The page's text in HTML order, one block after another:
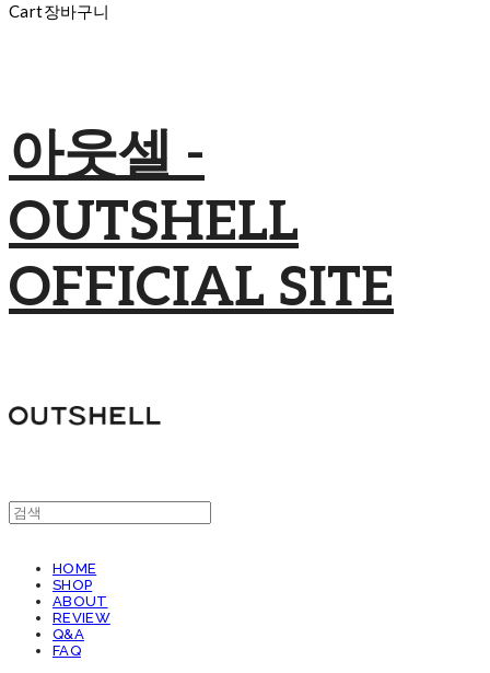
Cart장바구니
아웃셀 -
OUTSHELL
OFFICIAL SITE
HOME
SHOP
ABOUT
REVIEW
Q&A
FAQ